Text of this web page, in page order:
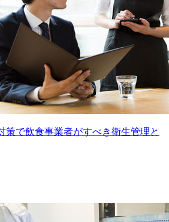
策で飲食事業者がすべき衛生管理と